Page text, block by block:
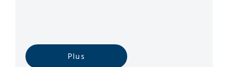
Plus